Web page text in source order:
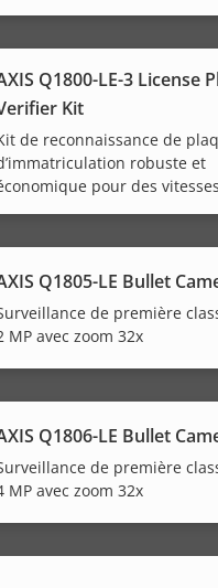
Q1800-LE-3 License
Kit
de reconnaissance de
robuste et
pour des
Q1805-LE Bullet
de première
MP avec zoom 32x
Q1806-LE Bullet
de première
MP avec zoom 32x